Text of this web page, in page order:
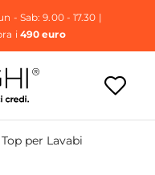
- Sab: 9.00 - 17.30 |
i 490 euro
Top per Lavabi